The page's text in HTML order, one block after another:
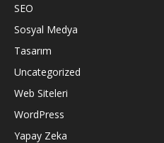
SEO
Sosyal Medya
Tasarım
Uncategorized
Web Siteleri
WordPress
Yapay Zeka